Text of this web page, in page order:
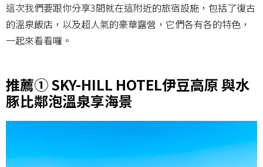
這次我們要跟你分享3間就在這附近的旅宿設施，包括了復古
的溫泉飯店，以及超人氣的豪華露營，它們各有各的特色，
一起來看看囉。
推薦① SKY-HILL HOTEL伊豆高原 與水
豚比鄰泡溫泉享海景